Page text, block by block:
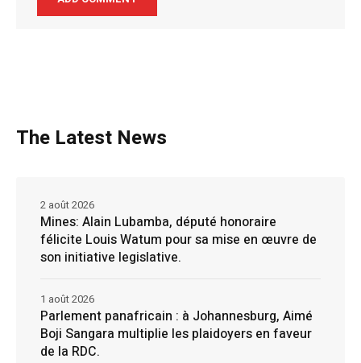
The Latest News
Mines: Alain Lubamba, député honoraire
félicite Louis Watum pour sa mise en œuvre de
son initiative legislative.
2 août 2026
Parlement panafricain : à Johannesburg, Aimé
Boji Sangara multiplie les plaidoyers en faveur
de la RDC.
1 août 2026